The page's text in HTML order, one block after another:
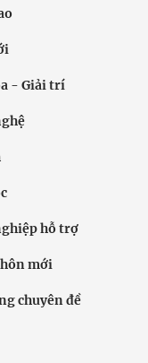
- Giải trí
hỗ trợ
mới
chuyên đề